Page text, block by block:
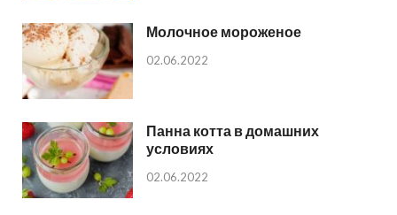
Молочное мороженое
02.06.2022
Панна котта в домашних
условиях
02.06.2022